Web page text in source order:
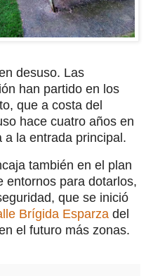
desuso. Las
han partido en los
que a costa del
hace cuatro años en
a la entrada principal.
también en el plan
entornos para dotarlos,
que se inició
Brígida Esparza del
el futuro más zonas.